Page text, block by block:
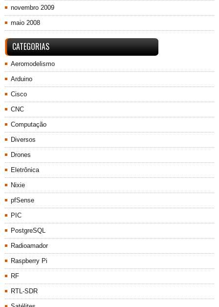
novembro 2009
maio 2008
CATEGORIAS
Aeromodelismo
Arduino
Cisco
CNC
Computação
Diversos
Drones
Eletrônica
Nixie
pfSense
PIC
PostgreSQL
Radioamador
Raspberry Pi
RF
RTL-SDR